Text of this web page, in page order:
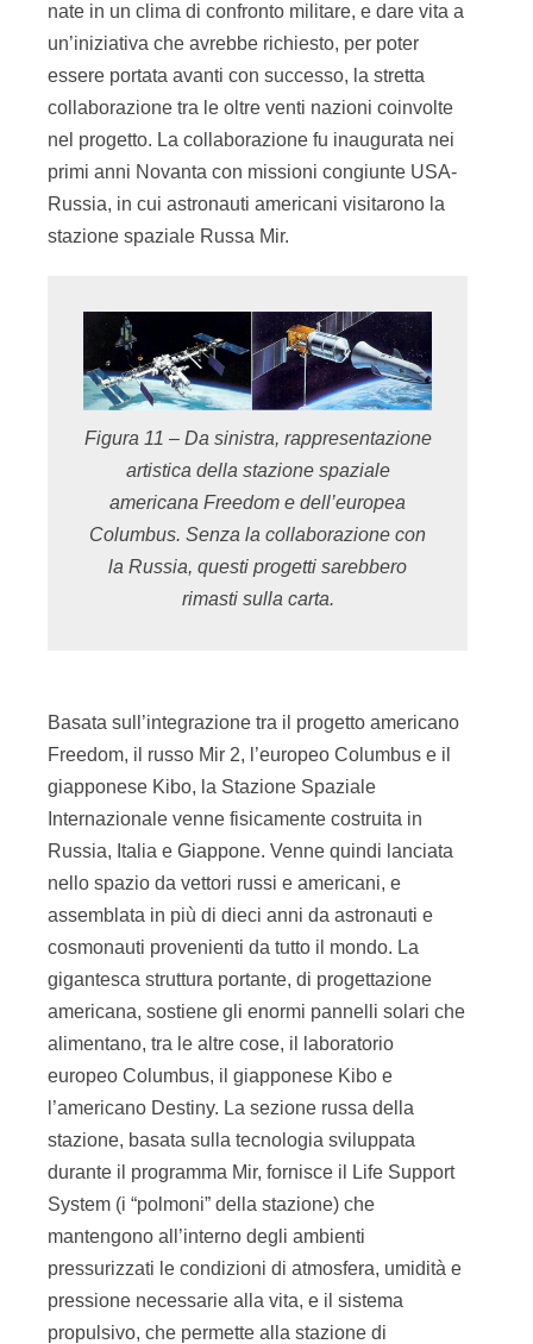
nate in un clima di confronto militare, e dare vita a
un’iniziativa che avrebbe richiesto, per poter
essere portata avanti con successo, la stretta
collaborazione tra le oltre venti nazioni coinvolte
nel progetto. La collaborazione fu inaugurata nei
primi anni Novanta con missioni congiunte USA-
Russia, in cui astronauti americani visitarono la
stazione spaziale Russa Mir.
Figura 11 – Da sinistra, rappresentazione
artistica della stazione spaziale
americana Freedom e dell’europea
Columbus. Senza la collaborazione con
la Russia, questi progetti sarebbero
rimasti sulla carta.
Basata sull’integrazione tra il progetto americano
Freedom, il russo Mir 2, l’europeo Columbus e il
giapponese Kibo, la Stazione Spaziale
Internazionale venne fisicamente costruita in
Russia, Italia e Giappone. Venne quindi lanciata
nello spazio da vettori russi e americani, e
assemblata in più di dieci anni da astronauti e
cosmonauti provenienti da tutto il mondo. La
gigantesca struttura portante, di progettazione
americana, sostiene gli enormi pannelli solari che
alimentano, tra le altre cose, il laboratorio
europeo Columbus, il giapponese Kibo e
l’americano Destiny. La sezione russa della
stazione, basata sulla tecnologia sviluppata
durante il programma Mir, fornisce il Life Support
System (i “polmoni” della stazione) che
mantengono all’interno degli ambienti
pressurizzati le condizioni di atmosfera, umidità e
pressione necessarie alla vita, e il sistema
propulsivo, che permette alla stazione di